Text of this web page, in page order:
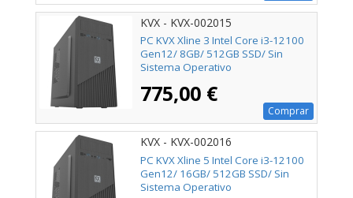
KVX - KVX-002015
PC KVX Xline 3 Intel Core i3-12100
Gen12/ 8GB/ 512GB SSD/ Sin
Sistema Operativo
775,00 €
Comprar
KVX - KVX-002016
PC KVX Xline 5 Intel Core i3-12100
Gen12/ 16GB/ 512GB SSD/ Sin
Sistema Operativo